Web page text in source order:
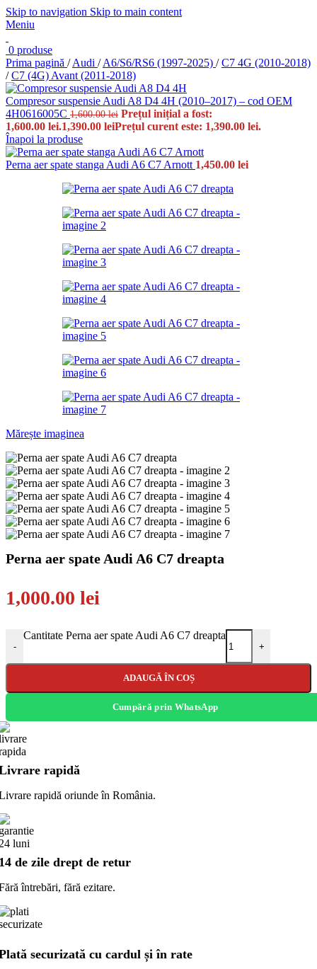
Skip to navigation Skip to main content
Meniu
0 produse
Prima pagină / Audi / A6/S6/RS6 (1997-2025) / C7 4G (2010-2018)
/ C7 (4G) Avant (2011-2018)
Compresor suspensie Audi A8 D4 4H (2010–2017) – cod OEM
4H0616005C 1,600.00lei Prețul inițial a fost:
1,600.00 lei.1,390.00 leiPrețul curent este: 1,390.00 lei.
Înapoi la produse
Perna aer spate stanga Audi A6 C7 Arnott 1,450.00 lei
Mărește imaginea
Perna aer spate Audi A6 C7 dreapta
1,000.00 lei
-
Cantitate Perna aer spate Audi A6 C7 dreapta
+
ADAUGĂ ÎN COȘ
Cumpără prin WhatsApp
rapidă
rapidă oriunde în România.
de zile drept de retur
întrebări, fără ezitare.
securizată cu cardul și în rate